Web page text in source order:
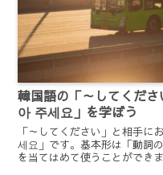
韓国語の「～してくだ
아 주세요」を学ぼう
「～してください」と相手に
세요」です。基本形は「動詞
を当てはめて使うことができ
お願いすることはよくあるの